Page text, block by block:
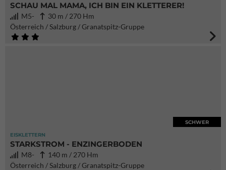
SCHAU MAL MAMA, ICH BIN EIN KLETTERER!
M5-
30 m / 270 Hm
Österreich / Salzburg / Granatspitz-Gruppe
EISKLETTERN
SCHWER
STARKSTROM - ENZINGERBODEN
M8-
140 m / 270 Hm
Österreich / Salzburg / Granatspitz-Gruppe